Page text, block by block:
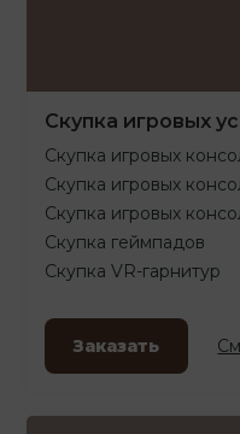
Скупка игровых
Скупка игровых
Скупка игровых
Скупка игровых
Скупка геймпадов
Скупка VR-гарнитур
Заказать